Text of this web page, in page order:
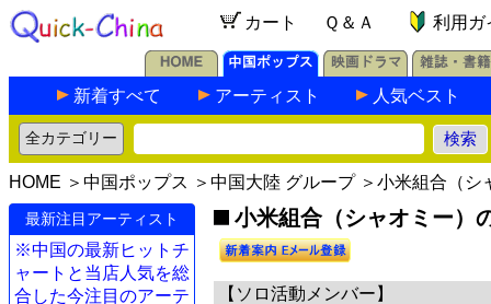
カート Ｑ＆Ａ 利用ガ
新着すべて アーティスト 人気ベスト
HOME ＞ 中国ポップス ＞ 中国大陸 グループ＞小米組合（シ
最新注目アーティスト
※中国の最新ヒットチ
ャートと当店人気を総
合した今注目のアーテ
小米組合（シャオミー）
【ソロ活動メンバー】